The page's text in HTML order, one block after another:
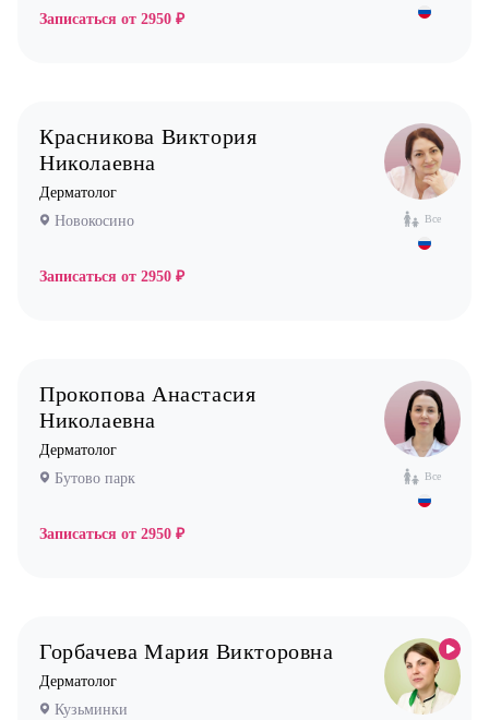
Записаться от 2950 ₽
Все
Красникова Виктория
Николаевна
Дерматолог
Новокосино
Записаться от 2950 ₽
Все
Прокопова Анастасия
Николаевна
Дерматолог
Бутово парк
Записаться от 2950 ₽
Горбачева Мария Викторовна
Дерматолог
Кузьминки